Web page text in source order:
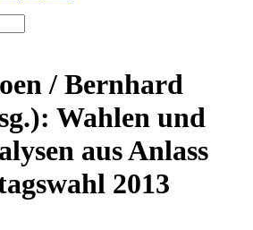
/ Bernhard
Wahlen und
aus Anlass
2013